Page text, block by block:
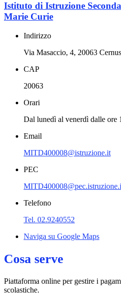
Istituto di Istruzione
Marie Curie
Indirizzo
Via Masaccio, 4, 20063
CAP
20063
Orari
Dal lunedì al venerdì dalle ore
Email
MITD400008@istruzione.it
PEC
Telefono
Tel. 02.9240552
Naviga su Google Maps
Cosa serve
Piattaforma online per gestire i
scolastiche.